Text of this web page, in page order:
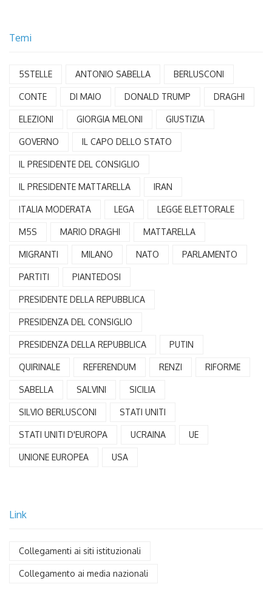
Temi
5STELLE ANTONIO SABELLA BERLUSCONI
CONTE DI MAIO DONALD TRUMP DRAGHI
ELEZIONI GIORGIA MELONI GIUSTIZIA
GOVERNO IL CAPO DELLO STATO
IL PRESIDENTE DEL CONSIGLIO
IL PRESIDENTE MATTARELLA IRAN
ITALIA MODERATA LEGA LEGGE ELETTORALE
M5S MARIO DRAGHI MATTARELLA
MIGRANTI MILANO NATO PARLAMENTO
PARTITI PIANTEDOSI
PRESIDENTE DELLA REPUBBLICA
PRESIDENZA DEL CONSIGLIO
PRESIDENZA DELLA REPUBBLICA PUTIN
QUIRINALE REFERENDUM RENZI RIFORME
SABELLA SALVINI SICILIA
SILVIO BERLUSCONI STATI UNITI
STATI UNITI D'EUROPA UCRAINA UE
UNIONE EUROPEA USA
Link
Collegamenti ai siti istituzionali
Collegamento ai media nazionali